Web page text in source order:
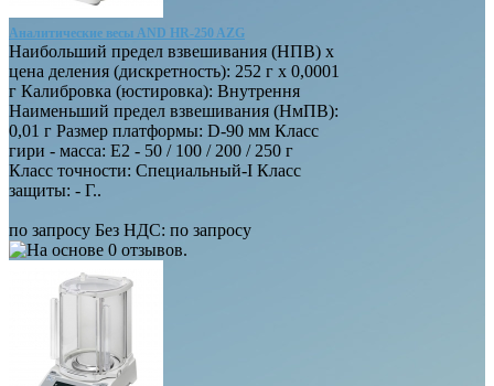
Аналитические весы AND HR-250 AZG
Наибольший предел взвешивания (НПВ) х
цена деления (дискретность): 252 г х 0,0001
г Калибровка (юстировка): Внутрення
Наименьший предел взвешивания (НмПВ):
0,01 г Размер платформы: D-90 мм Класс
гири - масса: E2 - 50 / 100 / 200 / 250 г
Класс точности: Специальный-I Класс
защиты: - Г..
по запросу Без НДС: по запросу